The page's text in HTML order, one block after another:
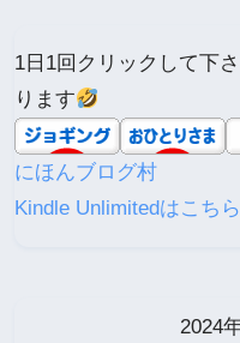
1日1回クリックして下
ります
にほんブログ村
Kindle Unlimitedはこち
2024